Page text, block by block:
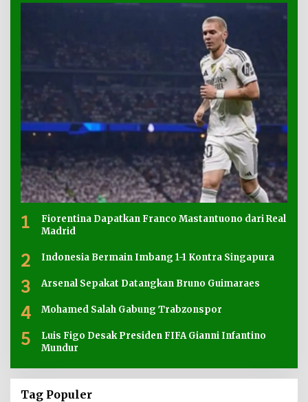
1
Fiorentina Dapatkan Franco Mastantuono dari Real
Madrid
2 Indonesia Bermain Imbang 1-1 Kontra Singapura
3 Arsenal Sepakat Datangkan Bruno Guimaraes
4 Mohamed Salah Gabung Trabzonspor
5
Luis Figo Desak Presiden FIFA Gianni Infantino
Mundur
Tag Populer